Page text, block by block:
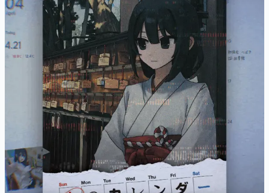
マンガ
アプリレビュー
その他
電ファミニコゲーマーとは？
運営：株式会社マレ